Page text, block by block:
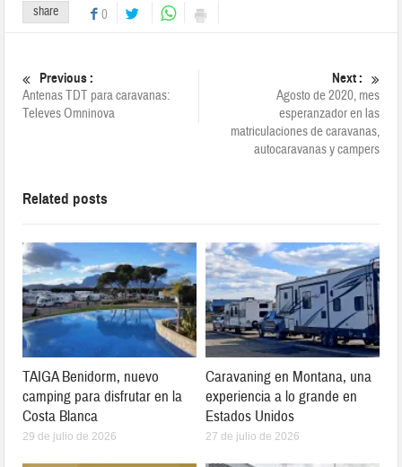
share 0
Previous :
Antenas TDT para caravanas:
Televes Omninova
Next :
Agosto de 2020, mes
esperanzador en las
matriculaciones de caravanas,
autocaravanas y campers
Related posts
TAIGA Benidorm, nuevo
camping para disfrutar en la
Costa Blanca
29 de julio de 2026
Caravaning en Montana, una
experiencia a lo grande en
Estados Unidos
27 de julio de 2026